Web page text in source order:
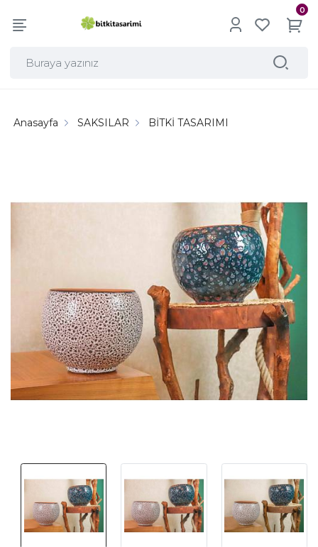
0
Anasayfa SAKSILAR BİTKİ TASARIMI